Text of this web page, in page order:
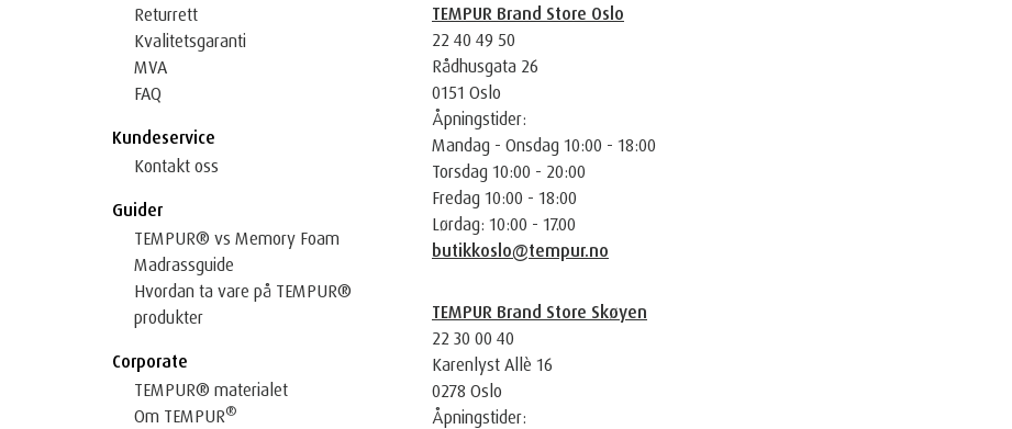
TEMPUR Brand Store Oslo
22 40 49 50
Rådhusgata 26
0151 Oslo
Åpningstider:
Mandag - Onsdag 10:00 - 18:00
Torsdag 10:00 - 20:00
Fredag 10:00 - 18:00
Lørdag: 10:00 - 17.00
butikkoslo@tempur.no
TEMPUR Brand Store Skøyen
22 30 00 40
Karenlyst Allè 16
0278 Oslo
Åpningstider:
Returrett
Kvalitetsgaranti
MVA
FAQ
Kundeservice
Kontakt oss
Guider
TEMPUR® vs Memory Foam
Madrassguide
Hvordan ta vare på TEMPUR®
produkter
Corporate
TEMPUR® materialet
Om TEMPUR®